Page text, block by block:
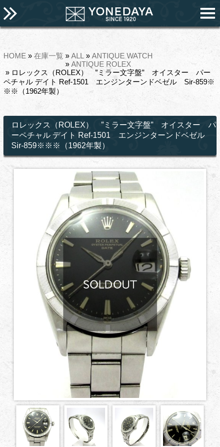
HOME » 在庫一覧 » ALL » ANTIQUE WATCH
» ANTIQUE ROLEX
» ロレックス（ROLEX） ”ミラー文字盤” オイスター パー
ペチャル デイト Ref-1501 エンジンターンドベゼル Sir-859※
※※（1962年製）
ロレックス（ROLEX） ”ミラー文字盤” オイスター パ
ーペチャル デイト Ref-1501 エンジンターンドベゼル
Sir-859※※※（1962年製）